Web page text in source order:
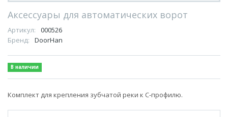
Аксессуары для автоматических ворот
Артикул:
000526
Бренд:
DoorHan
В наличии
Комплект для крепления зубчатой реки к С-профилю.